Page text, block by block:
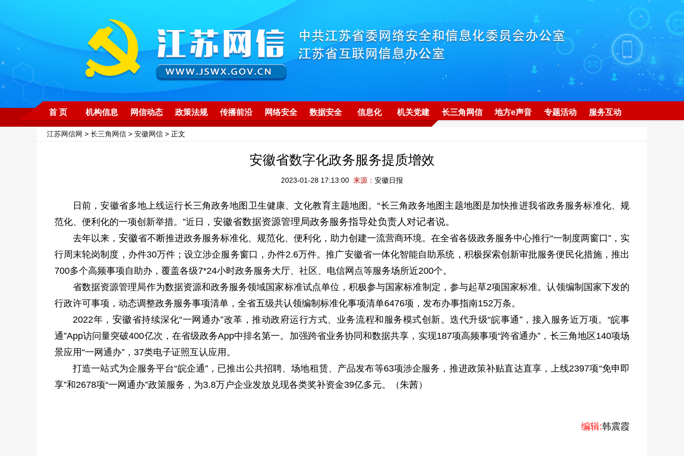
首 页 机构信息 网信动态 政策法规 传播前沿 网络安全 数据安全 信息化 机关党建 长三角网信 地方e声音 专题活动 服务互动
江苏网信网 > 长三角网信 > 安徽网信 > 正文
安徽省数字化政务服务提质增效
2023-01-28 17:13:00 来源： 安徽日报
日前，安徽省多地上线运行长三角政务地图卫生健康、文化教育主题地图。“长三角政务地图主题地图是加快推进我省政务服务标准化、规
范化、便利化的一项创新举措。”近日， 安徽省数据资源管理局政务服务指导处负责人对记者说。
去年以来， 安徽省不断推进政务服务标准化、规范化、便利化，助力创建一流营商环境。在全省各级政务服务中心推行“一制度两窗口”，实
行周末轮岗制度，办件30万件；设立涉企服务窗口，办件2.6万件。推广安徽省一体化智能自助系统，积极探索创新审批服务便民化措施，推出
700多个高频事项自助办，覆盖各级7*24小时政务服务大厅、社区、电信网点等服务场所近200个。
省数据资源管理局作为数据资源和政务服务领域国家标准试点单位，积极参与国家标准制定，参与起草2项国家标准。认领编制国家下发的
行政许可事项，动态调整政务服务事项清单，全省五级共认领编制标准化事项清单6476项，发布办事指南152万条。
2022年， 安徽省持续深化“一网通办”改革，推动政府运行方式、业务流程和服务模式创新。迭代升级“皖事通”，接入服务近万项。“皖事
通”App访问量突破400亿次，在省级政务App中排名第一。加强跨省业务协同和数据共享，实现187项高频事项“跨省通办”，长三角地区140项场
景应用“一网通办”，37类电子证照互认应用。
打造一站式为企服务平台“皖企通”，已推出公共招聘、场地租赁、产品发布等63项涉企服务，推进政策补贴直达直享，上线2397项“免申即
享”和2678项“一网通办”政策服务，为3.8万户企业发放兑现各类奖补资金39亿多元。（朱茜）
编辑:韩震霞